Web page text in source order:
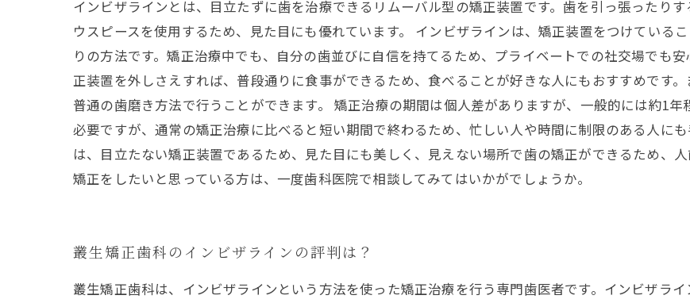
インビザラインとは、目立たずに歯を治療できるリムーバル型の矯正装置です。歯を引っ張ったり
ウスピースを使用するため、見た目にも優れています。 インビザラインは、矯正装置をつけている
りの方法です。矯正治療中でも、自分の歯並びに自信を持てるため、プライベートでの社交場でも
正装置を外しさえすれば、普段通りに食事ができるため、食べることが好きな人にもおすすめです
普通の歯磨き方法で行うことができます。 矯正治療の期間は個人差がありますが、一般的には約1
必要ですが、通常の矯正治療に比べると短い期間で終わるため、忙しい人や時間に制限のある人に
は、目立たない矯正装置であるため、見た目にも美しく、見えない場所で歯の矯正ができるため、
矯正をしたいと思っている方は、一度歯科医院で相談してみてはいかがでしょうか。
叢生矯正歯科のインビザラインの評判は？
叢生矯正歯科は、インビザラインという方法を使った矯正治療を行う専門歯医者です。インビザラ